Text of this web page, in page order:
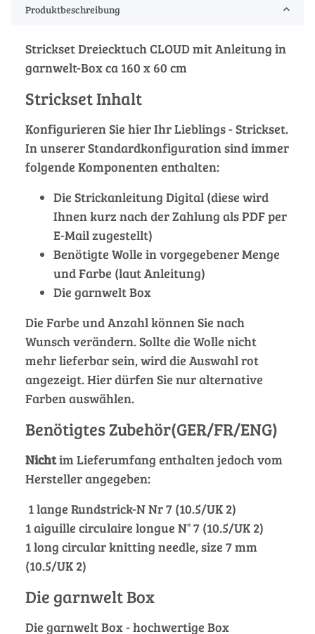
Produktbeschreibung
Strickset Dreiecktuch CLOUD mit Anleitung in
garnwelt-Box ca 160 x 60 cm
Strickset Inhalt
Konfigurieren Sie hier Ihr Lieblings - Strickset.
In unserer Standardkonfiguration sind immer
folgende Komponenten enthalten:
Die Strickanleitung Digital (diese wird
Ihnen kurz nach der Zahlung als PDF per
E-Mail zugestellt)
Benötigte Wolle in vorgegebener Menge
und Farbe (laut Anleitung)
Die garnwelt Box
Die Farbe und Anzahl können Sie nach
Wunsch verändern. Sollte die Wolle nicht
mehr lieferbar sein, wird die Auswahl rot
angezeigt. Hier dürfen Sie nur alternative
Farben auswählen.
Benötigtes Zubehör(GER/FR/ENG)
Nichtim Lieferumfang enthalten jedoch vom
Hersteller angegeben:
1 lange Rundstrick-N Nr 7 (10.5/UK 2)
1 aiguille circulaire longue N° 7 (10.5/UK 2)
1 long circular knitting needle, size 7 mm
(10.5/UK 2)
Die garnwelt Box
Die garnwelt Box - hochwertige Box